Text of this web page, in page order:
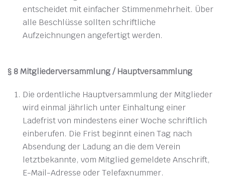
entscheidet mit einfacher Stimmenmehrheit. Über
alle Beschlüsse sollten schriftliche
Aufzeichnungen angefertigt werden.
§ 8 Mitgliederversammlung / Hauptversammlung
Die ordentliche Hauptversammlung der Mitglieder
wird einmal jährlich unter Einhaltung einer
Ladefrist von mindestens einer Woche schriftlich
einberufen. Die Frist beginnt einen Tag nach
Absendung der Ladung an die dem Verein
letztbekannte, vom Mitglied gemeldete Anschrift,
E-Mail-Adresse oder Telefaxnummer.